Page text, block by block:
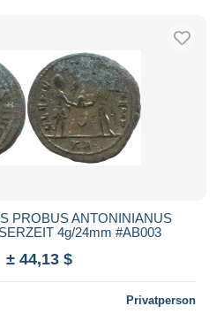
PROBUS ANTONINIANUS
4g/24mm #AB003
± 44,13 $
Privatperson